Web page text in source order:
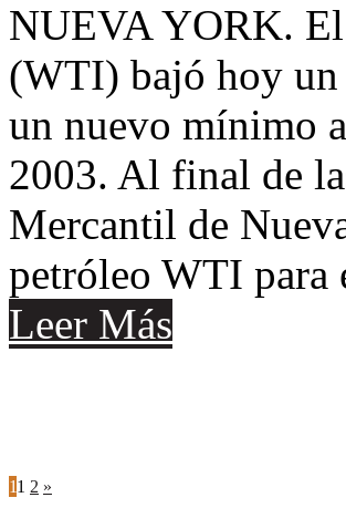
NUEVA YORK. El
(WTI) bajó hoy un
un nuevo mínimo
2003. Al final de
Mercantil de
petróleo WTI para
Leer Más
11 2 »